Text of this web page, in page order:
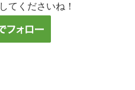
てくださいね！